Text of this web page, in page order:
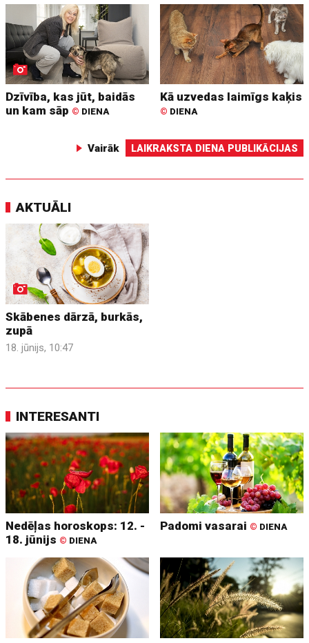
Dzīvība, kas jūt, baidās
un kam sāp © DIENA
Kā uzvedas laimīgs kaķis
© DIENA
Vairāk LAIKRAKSTA DIENA PUBLIKĀCIJAS
AKTUĀLI
Skābenes dārzā, burkās,
zupā
18. jūnijs, 10:47
INTERESANTI
Nedēļas horoskops: 12. -
18. jūnijs © DIENA
Padomi vasarai © DIENA